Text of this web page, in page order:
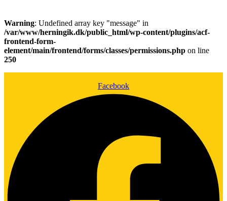
Warning: Undefined array key "message" in
/var/www/herningik.dk/public_html/wp-content/plugins/acf-
frontend-form-
element/main/frontend/forms/classes/permissions.php on line
250
Facebook